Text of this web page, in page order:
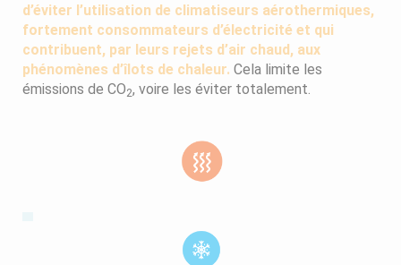
d’éviter l’utilisation de climatiseurs aérothermiques,
fortement consommateurs d’électricité et qui
contribuent, par leurs rejets d’air chaud, aux
phénomènes d’îlots de chaleur. Cela limite les
émissions de CO2, voire les éviter totalement.